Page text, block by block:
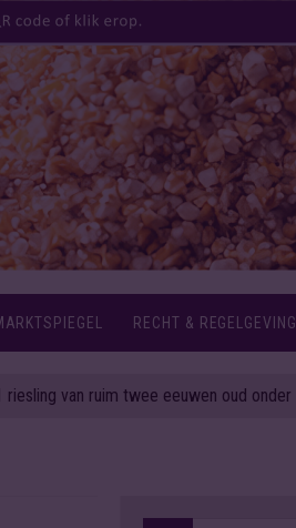
RECHT & REGELGEVING
ruim twee eeuwen oud onder de hamer